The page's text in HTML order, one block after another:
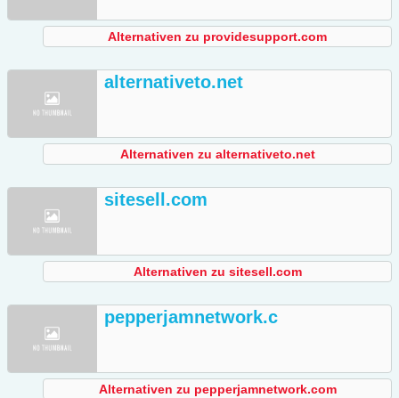
Alternativen zu providesupport.com
alternativeto.net
Alternativen zu alternativeto.net
sitesell.com
Alternativen zu sitesell.com
pepperjamnetwork.c
Alternativen zu pepperjamnetwork.com